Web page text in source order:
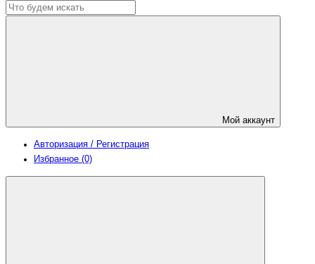
Мой аккаунт
Авторизация / Регистрация
Избранное (0)